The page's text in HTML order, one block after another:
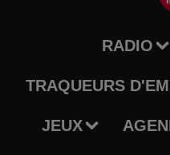
RADIO
TRAQUEURS
JEUX